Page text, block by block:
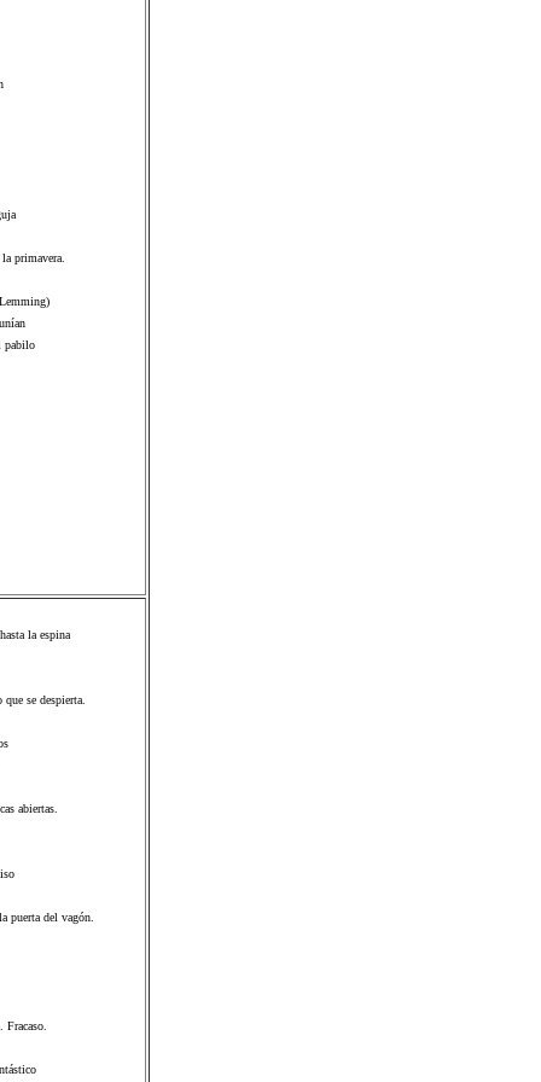
primavera.
pabilo
la espina
se despierta.
abiertas.
puerta del vagón.
Fracaso.